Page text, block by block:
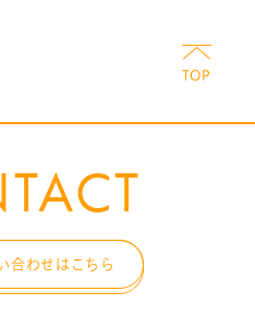
合わせはこちら